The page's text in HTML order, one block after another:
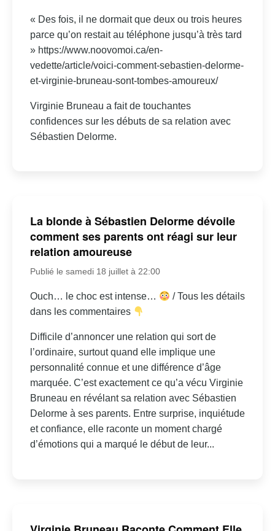
« Des fois, il ne dormait que deux ou trois heures
parce qu’on restait au téléphone jusqu’à très tard
» https://www.noovomoi.ca/en-
vedette/article/voici-comment-sebastien-delorme-
et-virginie-bruneau-sont-tombes-amoureux/
Virginie Bruneau a fait de touchantes
confidences sur les débuts de sa relation avec
Sébastien Delorme.
La blonde à Sébastien Delorme dévoile
comment ses parents ont réagi sur leur
relation amoureuse
Publié le samedi 18 juillet à 22:00
Ouch… le choc est intense…
/ Tous les détails
dans les commentaires
Difficile d’annoncer une relation qui sort de
l’ordinaire, surtout quand elle implique une
personnalité connue et une différence d’âge
marquée. C’est exactement ce qu’a vécu Virginie
Bruneau en révélant sa relation avec Sébastien
Delorme à ses parents. Entre surprise, inquiétude
et confiance, elle raconte un moment chargé
d’émotions qui a marqué le début de leur...